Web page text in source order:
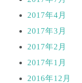
2017年4月
2017年3月
2017年2月
2017年1月
2016年12月